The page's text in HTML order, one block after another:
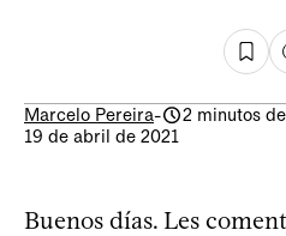
Marcelo Pereira-
2 minutos
19 de abril de 2021
Buenos días. Les